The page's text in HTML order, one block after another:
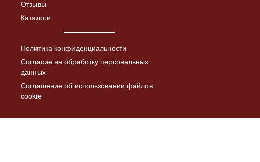
Отзывы
Каталоги
Политика конфиденциальности
Согласие на обработку персональных
данных
Соглашение об использовании файлов
cookie